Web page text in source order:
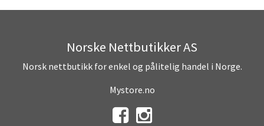
Norske Nettbutikker AS
Norsk nettbutikk for enkel og pålitelig handel i Norge.
Mystore.no